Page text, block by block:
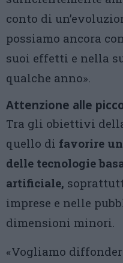
conto di
possiamo ancora
suoi effetti e nella
qualche anno».
Attenzione alle
Tra gli obiettivi della
quello di favorire
delle tecnologie
artificiale,
imprese e nelle
dimensioni minori.
«Vogliamo